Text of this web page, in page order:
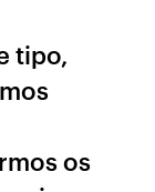
tipo,
os